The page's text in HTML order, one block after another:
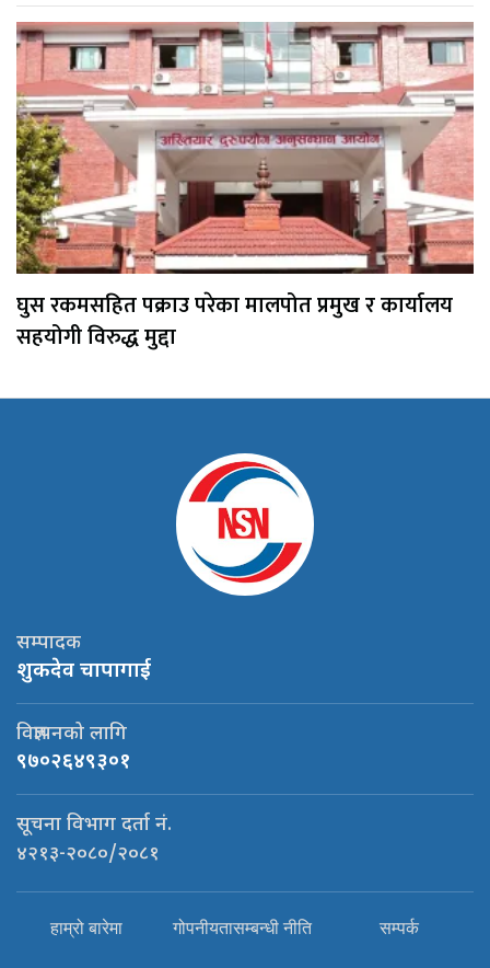
घुस रकमसहित पक्राउ परेका मालपोत प्रमुख र कार्यालय
सहयोगी विरुद्ध मुद्दा
सम्पादक
शुकदेव चापागाई
विज्ञापनको लागि
९७०२६४९३०१
सूचना विभाग दर्ता नं.
४२१३-२०८०/२०८१
हाम्रो बारेमा गोपनीयतासम्बन्धी नीति सम्पर्क